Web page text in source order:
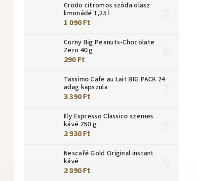
Crodo citromos szóda olasz
limonádé 1,25 l
1 090 Ft
Corny Big Peanuts-Chocolate
Zero 40 g
290 Ft
Tassimo Cafe au Lait BIG PACK 24
adag kapszula
3 390 Ft
Illy Espresso Classico szemes
kávé 250 g
2 930 Ft
Nescafé Gold Original instant
kávé
2 890 Ft